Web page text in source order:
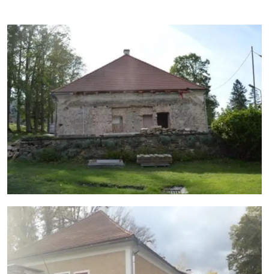
směru od hradu ke statku
- kompletně obnovena byla fasáda objektu čp.3, která je
rehabilitována do podoby odpovídající začátku
20.století
- provedena byla nezbytná protipožární opatření
- kompletně rekonstruována byla elektroinstalace,
rozvody vody, odpadů, vzduchotechnika
- zatepleny byly stropy (zateplení je provedeno z půdy
foukanou izolací), na půdě byla provedena
nová podlaha nad vaznými trámy
- rehabilitovány byly střešní vikýře, byly doplněny na
obou podélných stranách střechy (pultové vikýře)
- opraveny a doplněny byly komíny
- lokálně byly opraveny podokapní žlaby